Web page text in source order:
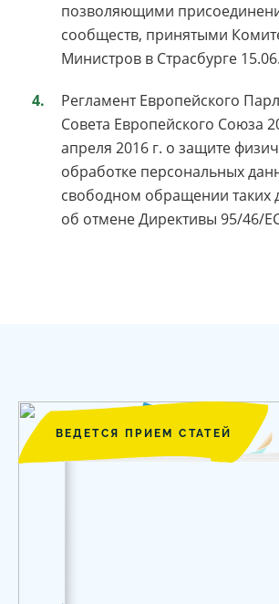
позволяющими
сообществ, принятыми
Министров в Страсбурге
Регламент Европейского
Совета Европейского Союза
апреля 2016 г. о защите
обработке персональных
свободном обращении таких
об отмене Директивы 95/46/
ВЕДЕТСЯ ПРИЕМ СТАТЕЙ